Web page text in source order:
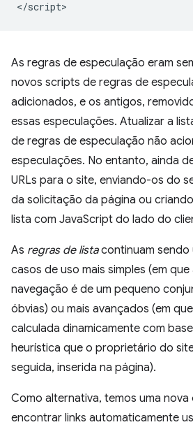
As regras de especulação eram
novos scripts de regras de
adicionados, e os antigos,
essas especulações. Atualizar a
de regras de especulação não
especulações. No entanto, ainda
URLs para o site, enviando-os do
da solicitação da página ou
lista com JavaScript do lado do
As regras de listacontinuam sendo
casos de uso mais simples (em que
navegação é de um pequeno
óbvias) ou mais avançados (em
calculada dinamicamente com
heurística que o proprietário do
seguida, inserida na página).
Como alternativa, temos uma
encontrar links automaticamente